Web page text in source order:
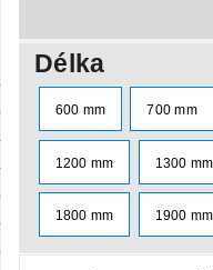
Délka
600 mm 700 mm
1200 mm 1300 mm
1800 mm 1900 mm